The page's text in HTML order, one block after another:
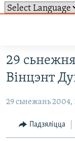
доступу
Перайсьці
да
галоўнага
Перайсьці
да
ВІДЭА І ФОТА
ЛЮДЗІ
ТОЛЬКІ НА
ТЭСТЫ
БЛОГІ
СУВЯЗЬ
АБЫСЬЦІ
ПАДПІСАЦЦА
29
Вінцэнт
29 сьнежань 2004,
Падзяліцца